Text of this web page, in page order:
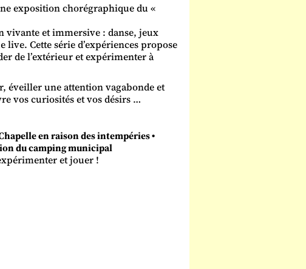
exposition chorégraphique du «
vivante et immersive : danse, jeux
Cette série d’expériences propose
de l’extérieur et expérimenter à
éveiller une attention vagabonde et
vos curiosités et vos désirs …
en raison des intempéries•
du camping municipal
et jouer !